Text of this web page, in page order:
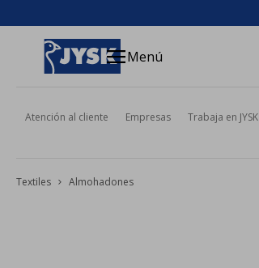
menuMenú
Atención al cliente Empresas Trabaja en JYSK
Textiles Almohadones
close